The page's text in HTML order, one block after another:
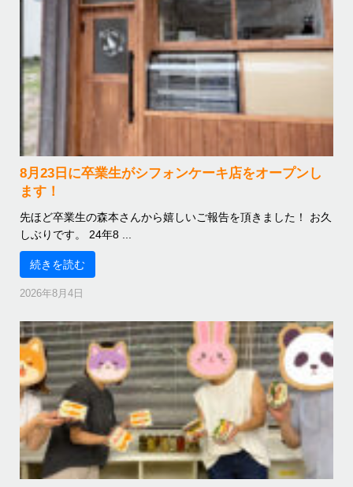
8月23日に卒業生がシフォンケーキ店をオープンし
ます！
先ほど卒業生の森本さんから嬉しいご報告を頂きました！ お久
しぶりです。 24年8 ...
続きを読む
2026年8月4日